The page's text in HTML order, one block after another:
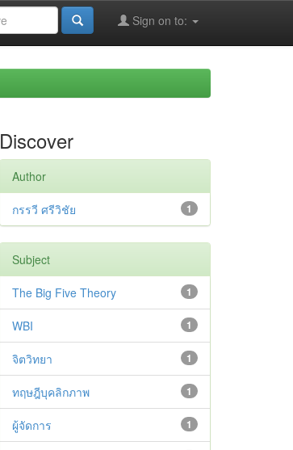
Sign on to:
Discover
Author
1
กรรวี ศรีวิชัย
Subject
1
The Big Five Theory
1
WBI
1
จิตวิทยา
1
ทฤษฎีบุคลิกภาพ
1
ผู้จัดการ